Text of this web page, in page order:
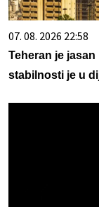
07. 08. 2026 22:58
Teheran je
stabilnosti je u